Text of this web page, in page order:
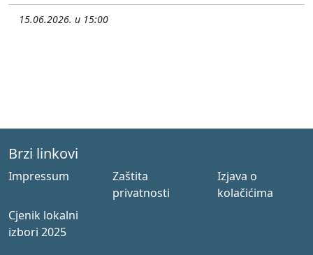
15.06.2026. u 15:00
Brzi linkovi
Impressum
Zaštita
privatnosti
Izjava o
kolačićima
Cjenik lokalni
izbori 2025